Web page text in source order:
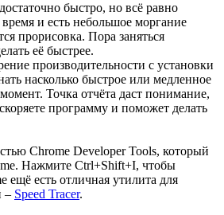
быстро, но всё равно
и есть небольшое моргание
прорисовка. Пора заняться
её быстрее.
производительности с установки
насколько быстрое или медленное
Точка отчёта даст понимание,
программу и поможет делать
Chrome Developer Tools, который
Нажмите Ctrl+Shift+I, чтобы
ещё есть отличная утилита для
– Speed Tracer.